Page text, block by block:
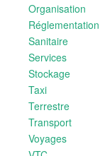
Organisation
Réglementation
Sanitaire
Services
Stockage
Taxi
Terrestre
Transport
Voyages